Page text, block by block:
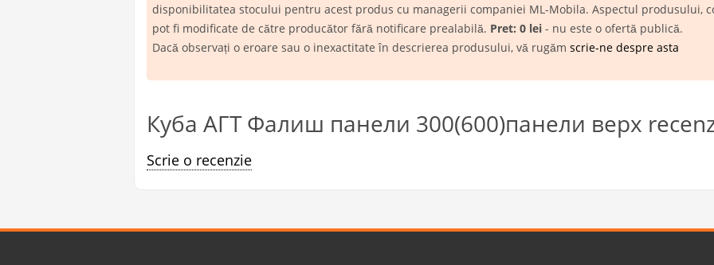
disponibilitatea stocului pentru acest produs cu managerii companiei ML-Mobila. Aspectul produsului,
pot fi modificate de către producător fără notificare prealabilă. Pret: 0 lei - nu este o ofertă publică.
Dacă observați o eroare sau o inexactitate în descrierea produsului, vă rugăm scrie-ne despre asta
Куба АГТ Фалиш панели 300(600)панели верх
Scrie o recenzie